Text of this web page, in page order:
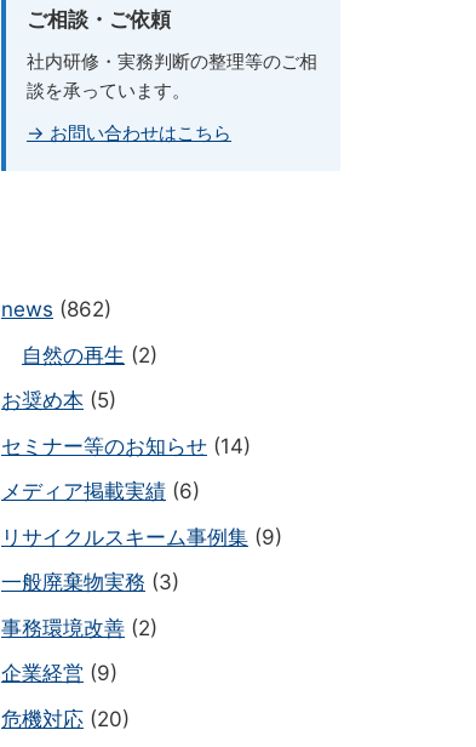
ご相談・ご依頼
社内研修・実務判断の整理等のご相
談を承っています。
→ お問い合わせはこちら
news (862)
自然の再生 (2)
お奨め本 (5)
セミナー等のお知らせ (14)
メディア掲載実績 (6)
リサイクルスキーム事例集 (9)
一般廃棄物実務 (3)
事務環境改善 (2)
企業経営 (9)
危機対応 (20)